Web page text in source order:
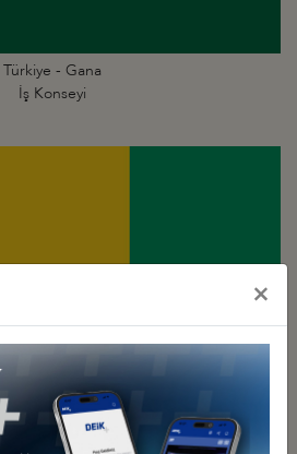
Türkiye - Gana
İş Konseyi
Türkiye - Gine
×